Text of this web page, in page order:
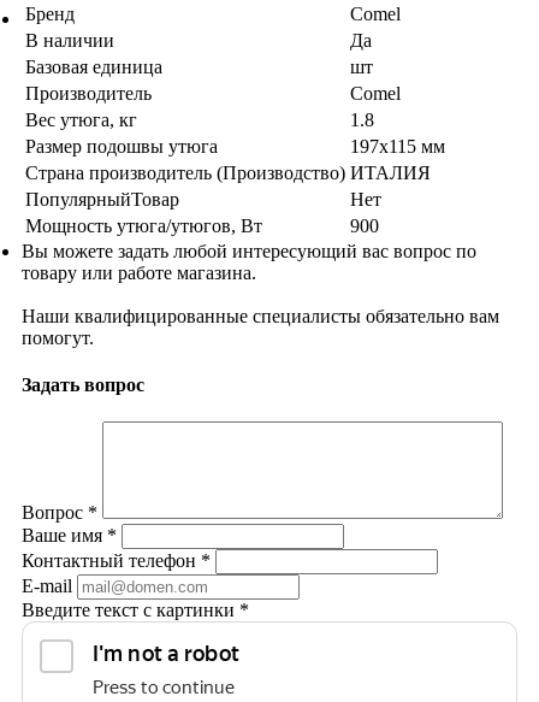
Бренд
Comel
В наличии
Да
Базовая единица
шт
Производитель
Comel
Вес утюга, кг
1.8
Размер подошвы утюга
197х115 мм
Страна производитель (Производство) ИТАЛИЯ
ПопулярныйТовар
Нет
Мощность утюга/утюгов, Вт
900
Вы можете задать любой интересующий вас вопрос по
товару или работе магазина.
Наши квалифицированные специалисты обязательно вам
помогут.
Задать вопрос
Вопрос *
Ваше имя *
Контактный телефон *
E-mail
Введите текст с картинки *